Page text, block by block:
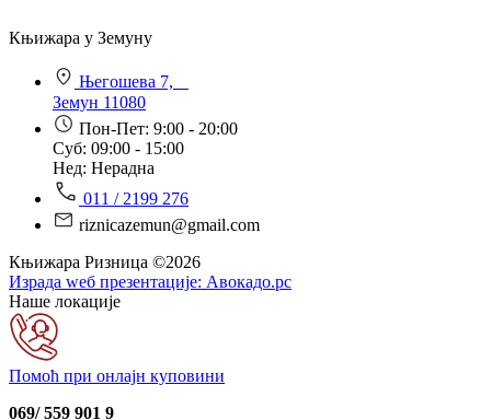
Књижара у Земуну
Његошева 7,
Земун 11080
Пон-Пет: 9:00 - 20:00
Суб: 09:00 - 15:00
Нед: Нерадна
011 / 2199 276
riznicazemun@gmail.com
Књижара Ризница ©️2026
Израда wеб презентације: Авокадо.рс
Наше локације
Помоћ при онлајн куповини
069/ 559 901 9